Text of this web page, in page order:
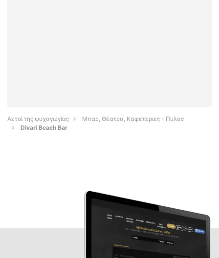
Αετοί της ψυχαγωγίας
Μπαρ, Θέατρα, Καφετέριες - Πυλοσ
Divari Beach Bar